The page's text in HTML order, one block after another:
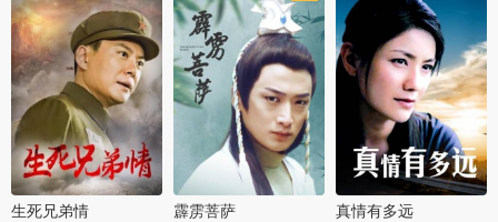
生死兄弟情 霹雳菩萨 真情有多远